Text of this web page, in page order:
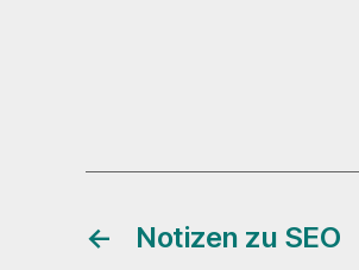
← Notizen zu SEO